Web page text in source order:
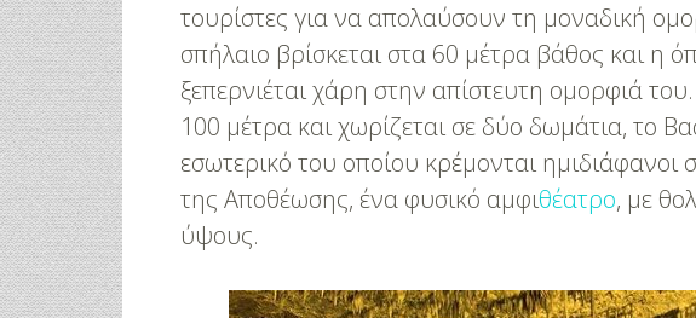
τουρίστες για να απολαύσουν τη μοναδική
σπήλαιο βρίσκεται στα 60 μέτρα βάθος και η
ξεπερνιέται χάρη στην απίστευτη ομορφιά
100 μέτρα και χωρίζεται σε δύο δωμάτια, το
εσωτερικό του οποίου κρέμονται ημιδιάφανοι
της Αποθέωσης, ένα φυσικό αμφιθέατρο, με
ύψους.